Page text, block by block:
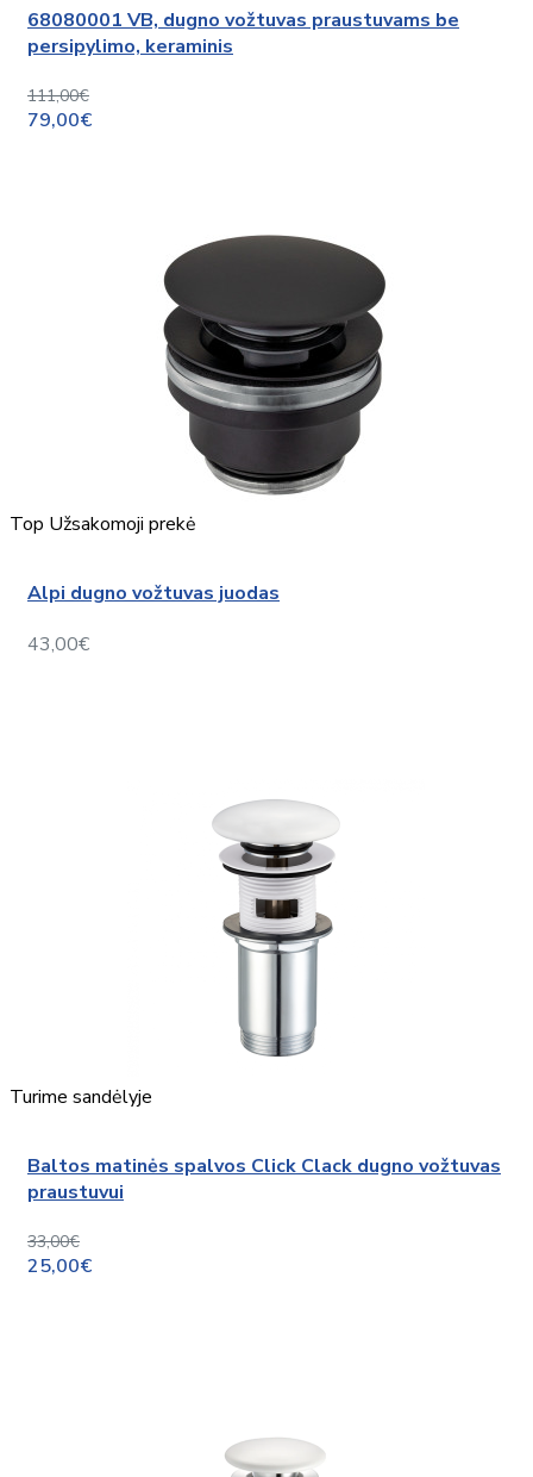
68080001 VB, dugno vožtuvas praustuvams be
persipylimo, keraminis
111,00€
79,00€
Top Užsakomoji prekė
Alpi dugno vožtuvas juodas
43,00€
Turime sandėlyje
Baltos matinės spalvos Click Clack dugno vožtuvas
praustuvui
33,00€
25,00€